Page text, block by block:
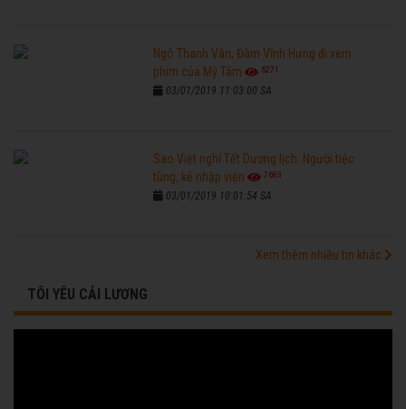
Ngô Thanh Vân, Đàm Vĩnh Hưng đi xem
phim của Mỹ Tâm
6271
03/01/2019 11:03:00 SA
Sao Việt nghỉ Tết Dương lịch: Người tiệc
tùng, kẻ nhập viện
7683
03/01/2019 10:01:54 SA
Xem thêm nhiều tin khác
TÔI YÊU CẢI LƯƠNG